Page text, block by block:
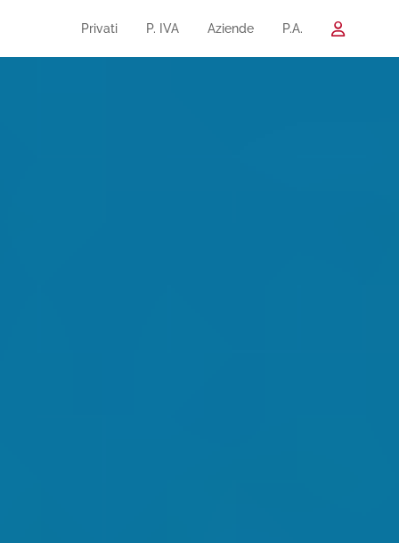
Privati P. IVA Aziende P.A.